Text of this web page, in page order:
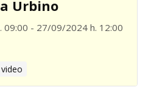
Urbino
09:00 - 27/09/2024 h. 12:00
video